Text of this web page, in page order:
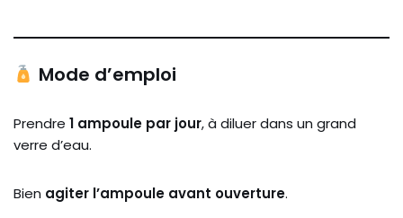
Mode d’emploi
Prendre 1 ampoule par jour, à diluer dans un grand
verre d’eau.
Bien agiter l’ampoule avant ouverture.